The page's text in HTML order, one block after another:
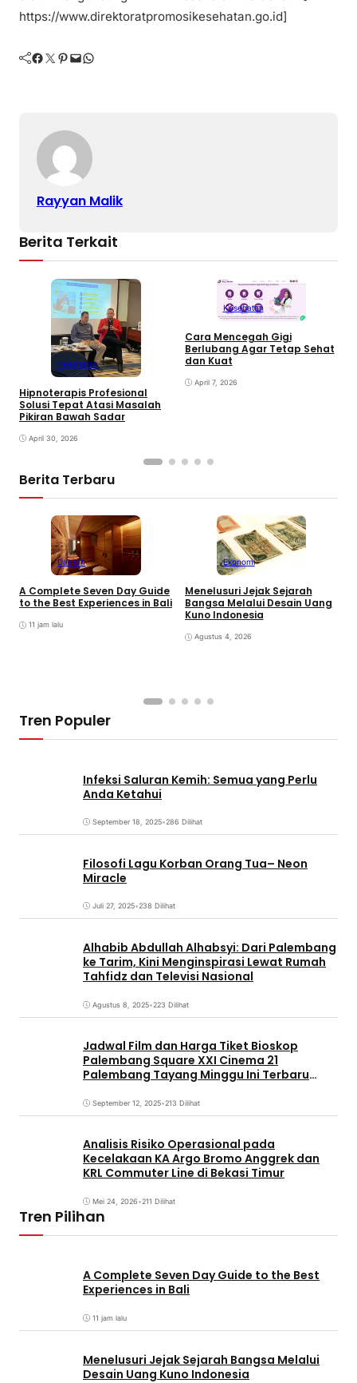
https://www.direktoratpromosikesehatan.go.id]
Facebook Twitter Pinterest Mail WhatsApp
Rayyan Malik
Berita Terkait
Kesehatan
Hipnoterapis Profesional
Solusi Tepat Atasi Masalah
Pikiran Bawah Sadar
April 30, 2026
Kesehatan
Cara Mencegah Gigi
Berlubang Agar Tetap Sehat
dan Kuat
April 7, 2026
Berita Terbaru
Daerah
A Complete Seven Day Guide
to the Best Experiences in Bali
11 jam lalu
Ekonomi
Menelusuri Jejak Sejarah
Bangsa Melalui Desain Uang
Kuno Indonesia
Agustus 4, 2026
Tren Populer
Infeksi Saluran Kemih: Semua yang Perlu
Anda Ketahui
September 18, 2025•286 Dilihat
Filosofi Lagu Korban Orang Tua– Neon
Miracle
Juli 27, 2025•238 Dilihat
Alhabib Abdullah Alhabsyi: Dari Palembang
ke Tarim, Kini Menginspirasi Lewat Rumah
Tahfidz dan Televisi Nasional
Agustus 8, 2025•223 Dilihat
Jadwal Film dan Harga Tiket Bioskop
Palembang Square XXI Cinema 21
Palembang Tayang Minggu Ini Terbaru
September 12, 2025•213 Dilihat
Analisis Risiko Operasional pada
Kecelakaan KA Argo Bromo Anggrek dan
KRL Commuter Line di Bekasi Timur
Mei 24, 2026•211 Dilihat
Tren Pilihan
A Complete Seven Day Guide to the Best
Experiences in Bali
11 jam lalu
Menelusuri Jejak Sejarah Bangsa Melalui
Desain Uang Kuno Indonesia